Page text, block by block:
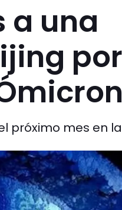
a una
próximo mes en